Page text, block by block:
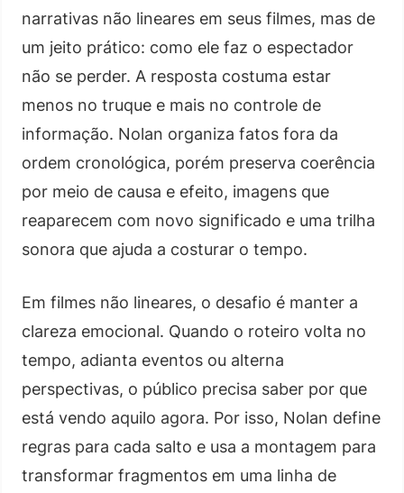
narrativas não lineares em seus filmes, mas de
um jeito prático: como ele faz o espectador
não se perder. A resposta costuma estar
menos no truque e mais no controle de
informação. Nolan organiza fatos fora da
ordem cronológica, porém preserva coerência
por meio de causa e efeito, imagens que
reaparecem com novo significado e uma trilha
sonora que ajuda a costurar o tempo.
Em filmes não lineares, o desafio é manter a
clareza emocional. Quando o roteiro volta no
tempo, adianta eventos ou alterna
perspectivas, o público precisa saber por que
está vendo aquilo agora. Por isso, Nolan define
regras para cada salto e usa a montagem para
transformar fragmentos em uma linha de